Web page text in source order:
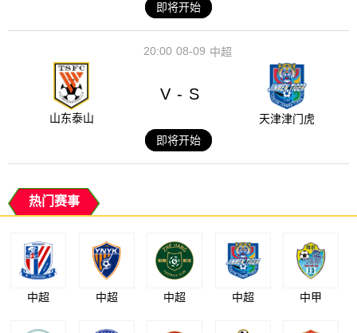
即将开始
08-09
20:00 中超
山东泰山
V - S
天津津门虎
即将开始
热门赛事
中超 中超 中超 中超 中甲